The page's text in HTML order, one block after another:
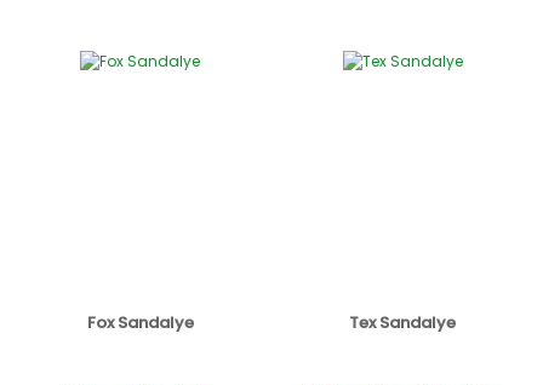
Fox Sandalye Tex Sandalye